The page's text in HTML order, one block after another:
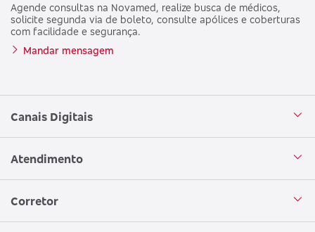
Agende consultas na Novamed, realize busca de médicos,
solicite segunda via de boleto, consulte apólices e coberturas
com facilidade e segurança.
Mandar mensagem
Canais Digitais
Aplicativo Bradesco Seguros
WhatsApp
Atendimento
Central de Atendimento
Corretor